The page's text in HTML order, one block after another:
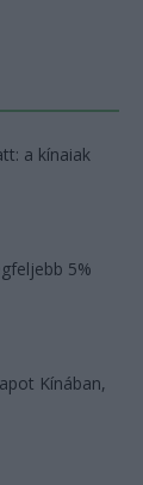
a kínaiak
5%
Kínában,